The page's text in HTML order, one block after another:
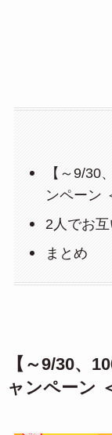
【～9/30
ンペーン
2人でお
まとめ
【～9/30、
ャンペーン